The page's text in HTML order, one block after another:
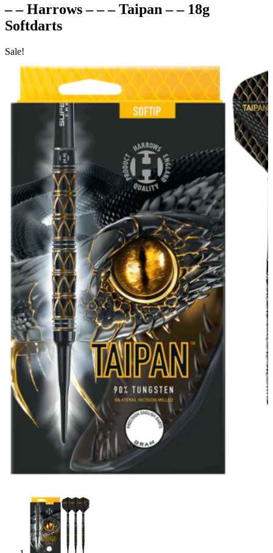
– – Harrows – – – Taipan – – 18g
Softdarts
Sale!